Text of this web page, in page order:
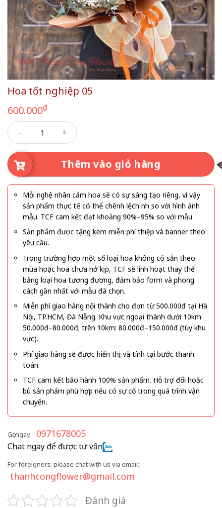
Hoa tốt nghiệp 05
600.000₫
Hoa tốt nghiệp 05 số lượng
Thêm vào giỏ hàng
Mỗi nghệ nhân cắm hoa sẽ có sự sáng tạo riêng, vì vậy
sản phẩm thực tế có thể chênh lệch nhẹ so với hình ảnh
mẫu. TCF cam kết đạt khoảng 90%–95% so với mẫu.
Sản phẩm được tặng kèm miễn phí thiệp và banner theo
yêu cầu.
Trong trường hợp một số loại hoa không có sẵn theo
mùa hoặc hoa chưa nở kịp, TCF sẽ linh hoạt thay thế
bằng loại hoa tương đương, đảm bảo form và phong
cách gần nhất với mẫu đã chọn.
Miễn phí giao hàng nội thành cho đơn từ 500.000đ tại Hà
Nội, TP.HCM, Đà Nẵng. Khu vực ngoại thành dưới 10km:
50.000đ–80.000đ; trên 10km: 80.000đ–150.000đ (tùy khu
vực).
Phí giao hàng sẽ được hiển thị và tính tại bước thanh
toán.
TCF cam kết bảo hành 100% sản phẩm. Hỗ trợ đổi hoặc
bù sản phẩm phù hợp nếu có sự cố trong quá trình vận
chuyển.
Gọi ngay: 0971678005
Chat ngay để được tư vấn
For foreigners: please chat with us via email:
thanhcongflower@gmail.com
Đánh giá